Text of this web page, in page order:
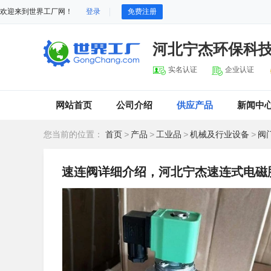
欢迎来到世界工厂网！ 登录 免费注册
河北宁杰环保科
实名认证 企业认证
网站首页 公司介绍 供应产品 新闻中
您当前的位置： 首页 > 产品 > 工业品 >机械及行业设备 > 阀
速连阀详细介绍，河北宁杰速连式电